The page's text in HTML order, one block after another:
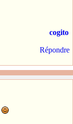
cogito
Répondre